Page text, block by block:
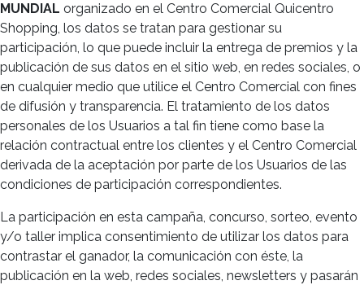
MUNDIAL organizado en el Centro Comercial Quicentro
Shopping, los datos se tratan para gestionar su
participación, lo que puede incluir la entrega de premios y la
publicación de sus datos en el sitio web, en redes sociales, o
en cualquier medio que utilice el Centro Comercial con fines
de difusión y transparencia. El tratamiento de los datos
personales de los Usuarios a tal fin tiene como base la
relación contractual entre los clientes y el Centro Comercial
derivada de la aceptación por parte de los Usuarios de las
condiciones de participación correspondientes.
La participación en esta campaña, concurso, sorteo, evento
y/o taller implica consentimiento de utilizar los datos para
contrastar el ganador, la comunicación con éste, la
publicación en la web, redes sociales, newsletters y pasarán